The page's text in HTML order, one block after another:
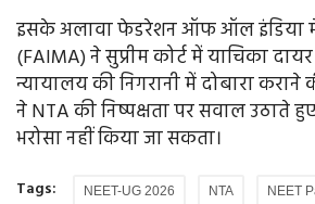
इसके अलावा फेडरेशन ऑफ ऑल इंडिया
(FAIMA) ने सुप्रीम कोर्ट में याचिका
न्यायालय की निगरानी में दोबारा
ने NTA की निष्पक्षता पर सवाल उठाते
भरोसा नहीं किया जा सकता।
Tags: NEET-UG 2026 NTA NEET